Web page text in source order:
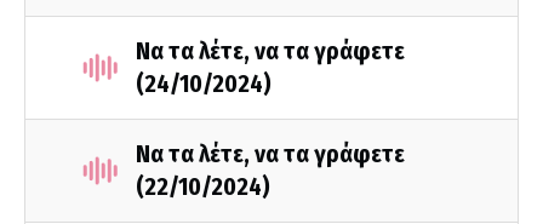
Να τα λέτε, να τα γράφετε
(24/10/2024)
Να τα λέτε, να τα γράφετε
(22/10/2024)